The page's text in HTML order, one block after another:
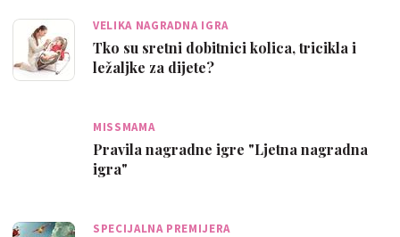
VELIKA NAGRADNA IGRA
Tko su sretni dobitnici kolica, tricikla i
ležaljke za dijete?
MISSMAMA
Pravila nagradne igre "Ljetna nagradna
igra"
SPECIJALNA PREMIJERA